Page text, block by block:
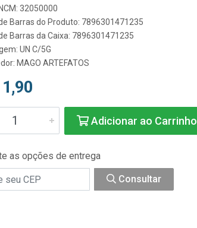
32050000
Barras do Produto: 7896301471235
Barras da Caixa: 7896301471235
UN C/5G
MAGO ARTEFATOS
Adicionar ao Carrinho
as opções de entrega
Consultar